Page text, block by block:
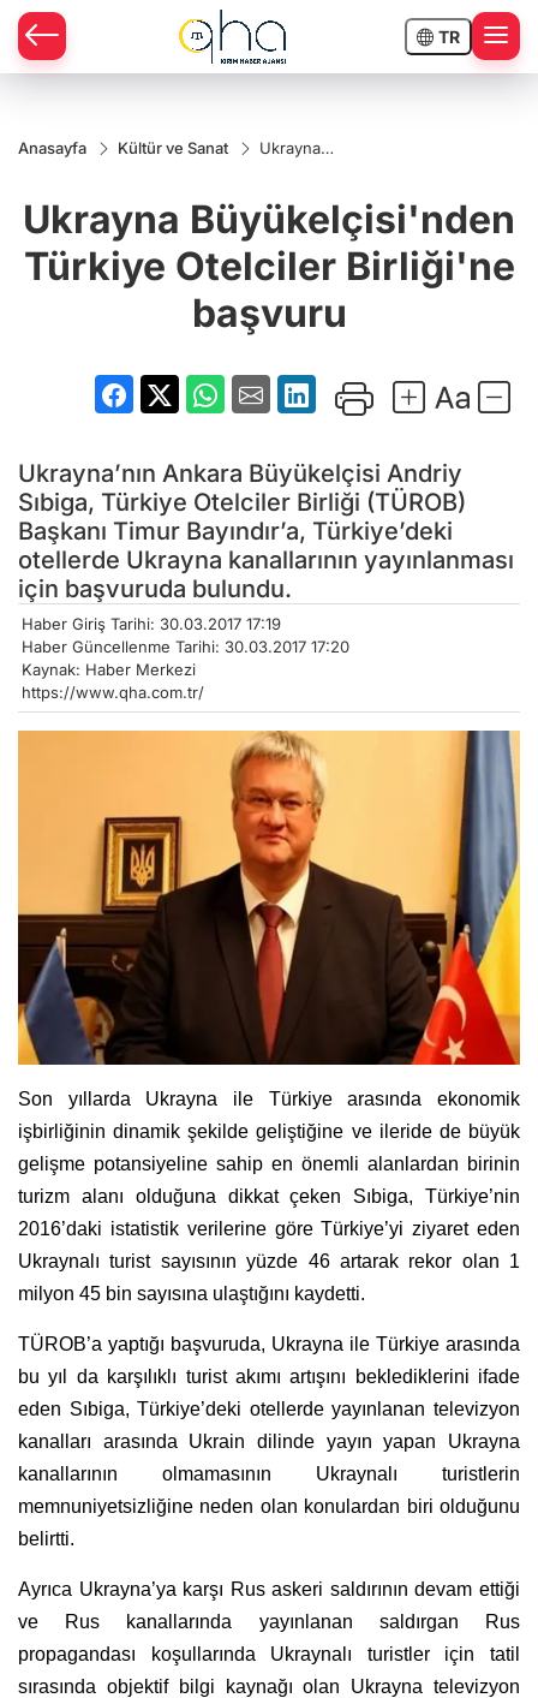
TR
Anasayfa Kültür ve Sanat
Ukrayna
Birliği'ne
başvuru
Ukrayna Büyükelçisi'nden
Türkiye Otelciler Birliği'ne
başvuru
Ukrayna’nın Ankara Büyükelçisi Andriy
Sıbiga, Türkiye Otelciler Birliği (TÜROB)
Başkanı Timur Bayındır’a, Türkiye’deki
otellerde Ukrayna kanallarının yayınlanması
için başvuruda bulundu.
Haber Giriş Tarihi: 30.03.2017 17:19
Haber Güncellenme Tarihi: 30.03.2017 17:20
Kaynak: Haber Merkezi
https://www.qha.com.tr/
Son yıllarda Ukrayna ile Türkiye arasında ekonomik
işbirliğinin dinamik şekilde geliştiğine ve ileride de büyük
gelişme potansiyeline sahip en önemli alanlardan birinin
turizm alanı olduğuna dikkat çeken Sıbiga, Türkiye’nin
2016’daki istatistik verilerine göre Türkiye’yi ziyaret eden
Ukraynalı turist sayısının yüzde 46 artarak rekor olan 1
milyon 45 bin sayısına ulaştığını kaydetti.
TÜROB’a yaptığı başvuruda, Ukrayna ile Türkiye arasında
bu yıl da karşılıklı turist akımı artışını beklediklerini ifade
eden Sıbiga, Türkiye’deki otellerde yayınlanan televizyon
kanalları arasında Ukrain dilinde yayın yapan Ukrayna
kanallarının olmamasının Ukraynalı turistlerin
memnuniyetsizliğine neden olan konulardan biri olduğunu
belirtti.
Ayrıca Ukrayna’ya karşı Rus askeri saldırının devam ettiği
ve Rus kanallarında yayınlanan saldırgan Rus
propagandası koşullarında Ukraynalı turistler için tatil
sırasında objektif bilgi kaynağı olan Ukrayna televizyon